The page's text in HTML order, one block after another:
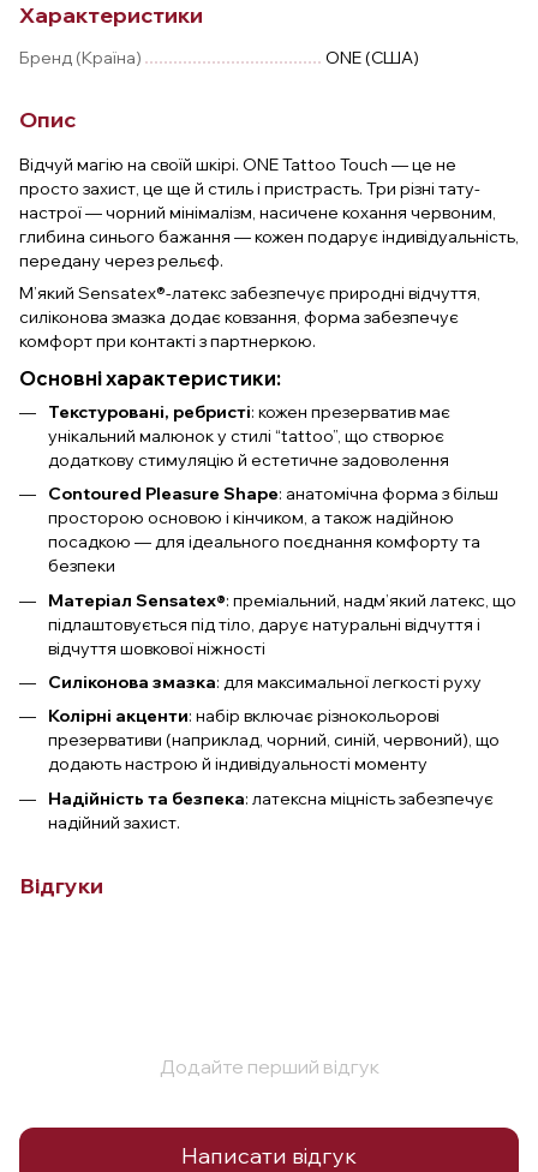
Характеристики
Бренд (Країна) ONE (США)
Опис
Відчуй магію на своїй шкірі. ONE Tattoo Touch — це не
просто захист, це ще й стиль і пристрасть. Три різні тату-
настрої — чорний мінімалізм, насичене кохання червоним,
глибина синього бажання — кожен подарує індивідуальність,
передану через рельєф.
М’який Sensatex®-латекс забезпечує природні відчуття,
силіконова змазка додає ковзання, форма забезпечує
комфорт при контакті з партнеркою.
Основні характеристики:
Текстуровані, ребристі: кожен презерватив має
унікальний малюнок у стилі “tattoo”, що створює
додаткову стимуляцію й естетичне задоволення
Contoured Pleasure Shape: анатомічна форма з більш
просторою основою і кінчиком, а також надійною
посадкою — для ідеального поєднання комфорту та
безпеки
Матеріал Sensatex®: преміальний, надм’який латекс, що
підлаштовується під тіло, дарує натуральні відчуття і
відчуття шовкової ніжності
Силіконова змазка: для максимальної легкості руху
Колірні акценти: набір включає різнокольорові
презервативи (наприклад, чорний, синій, червоний), що
додають настрою й індивідуальності моменту
Надійність та безпека: латексна міцність забезпечує
надійний захист.
Відгуки
Додайте перший відгук
Написати відгук